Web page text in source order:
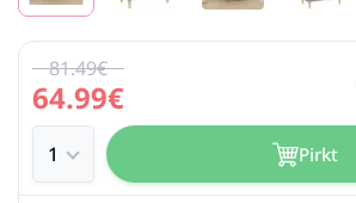
64.99€
81.49€
Pirkt